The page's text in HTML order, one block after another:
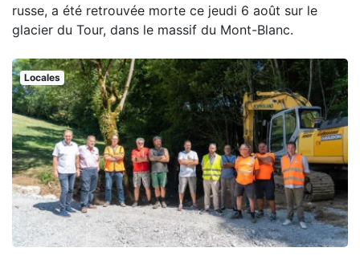
russe, a été retrouvée morte ce jeudi 6 août sur le
glacier du Tour, dans le massif du Mont-Blanc.
Locales